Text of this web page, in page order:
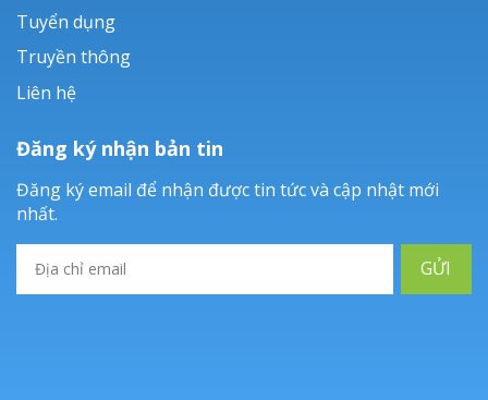
Tuyển dụng
Truyền thông
Liên hệ
Đăng ký nhận bản tin
Đăng ký email để nhận được tin tức và cập nhật mới
nhất.
GỬI